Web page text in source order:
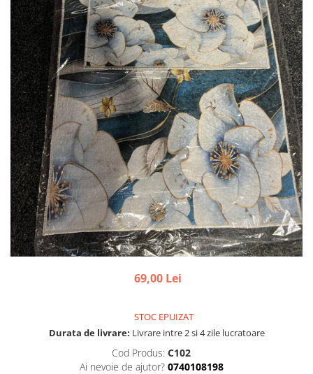
69,00 Lei
STOC EPUIZAT
Durata de livrare: Livrare intre 2 si 4 zile lucratoare
Cod Produs: C102
Ai nevoie de ajutor? 0740108198